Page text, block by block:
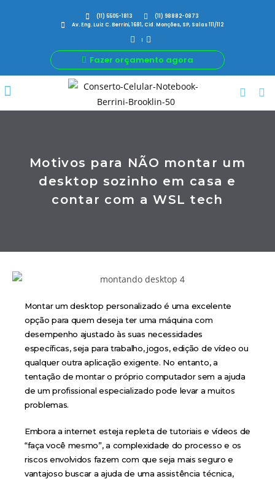
(11) 5505-1813
(11) 98882-0873
Av. Eng. Luiz C. Berrini, 1681, Cid. Monções, SP, Salas 111/112
Fazer orçamento agora
Motivos para NÃO montar um
desktop sozinho em casa e
contar com a WSL tech
Montar um desktop personalizado é uma excelente
opção para quem deseja ter uma máquina com
desempenho ajustado às suas necessidades
específicas, seja para trabalho, jogos, edição de vídeo ou
qualquer outra aplicação exigente. No entanto, a
tentação de montar o próprio computador sem a ajuda
de um profissional especializado pode levar a muitos
problemas.
Embora a internet esteja repleta de tutoriais e vídeos de
“faça você mesmo”, a complexidade do processo e os
riscos envolvidos fazem com que seja mais seguro e
vantajoso buscar a ajuda de uma assistência técnica,